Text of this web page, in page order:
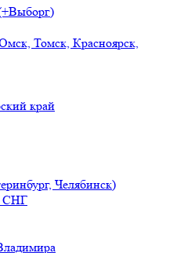
Томск, Красноярск,
край
Челябинск)
СНГ